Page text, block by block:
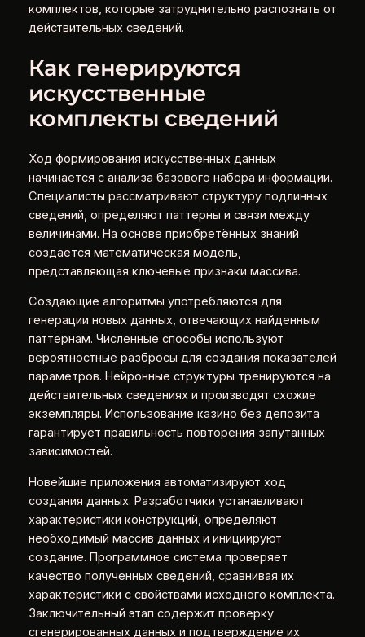
комплектов, которые затруднительно распознать от
действительных сведений.
Как генерируются
искусственные
комплекты сведений
Ход формирования искусственных данных
начинается с анализа базового набора информации.
Специалисты рассматривают структуру подлинных
сведений, определяют паттерны и связи между
величинами. На основе приобретённых знаний
создаётся математическая модель,
представляющая ключевые признаки массива.
Создающие алгоритмы употребляются для
генерации новых данных, отвечающих найденным
паттернам. Численные способы используют
вероятностные разбросы для создания показателей
параметров. Нейронные структуры тренируются на
действительных сведениях и производят схожие
экземпляры. Использование казино без депозита
гарантирует правильность повторения запутанных
зависимостей.
Новейшие приложения автоматизируют ход
создания данных. Разработчики устанавливают
характеристики конструкций, определяют
необходимый массив данных и инициируют
создание. Программное система проверяет
качество полученных сведений, сравнивая их
характеристики с свойствами исходного комплекта.
Заключительный этап содержит проверку
сгенерированных данных и подтверждение их